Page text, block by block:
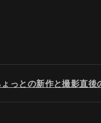
っとの新作と撮影直後